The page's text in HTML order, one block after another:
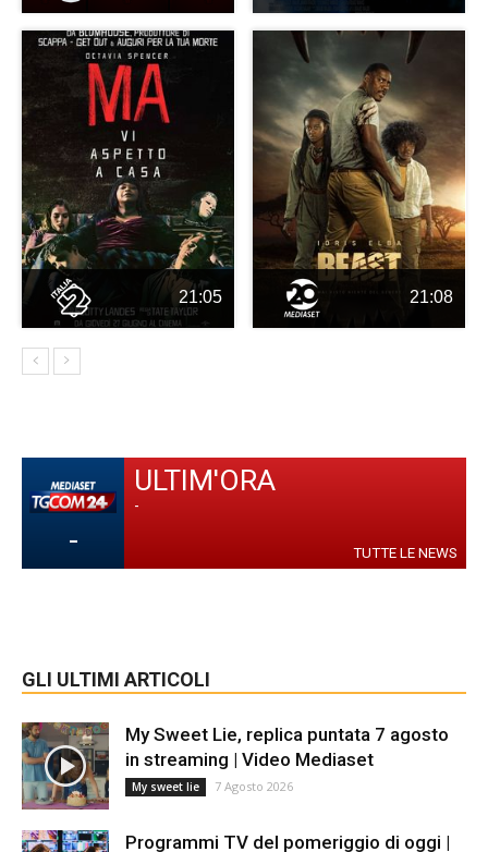
21:05 21:08
-
ULTIM'ORA
-
TUTTE LE NEWS
GLI ULTIMI ARTICOLI
My Sweet Lie, replica puntata 7 agosto
in streaming | Video Mediaset
My sweet lie 7 Agosto 2026
Programmi TV del pomeriggio di oggi |